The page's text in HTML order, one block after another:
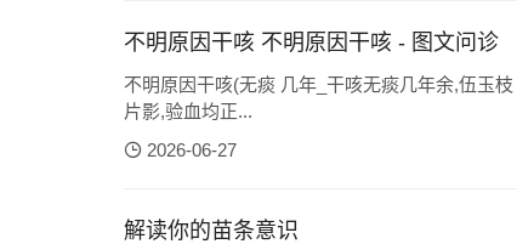
不明原因干咳 不明原因干咳 - 图文问诊
不明原因干咳(无痰 几年_干咳无痰几年余,伍玉
片影,验血均正...
2026-06-27
解读你的苗条意识